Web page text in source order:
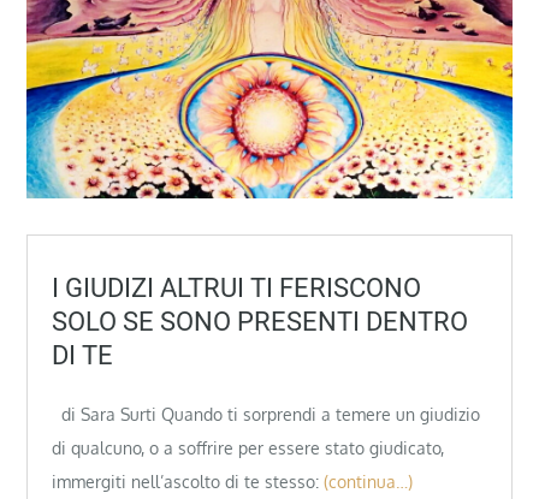
I GIUDIZI ALTRUI TI FERISCONO
SOLO SE SONO PRESENTI DENTRO
DI TE
di Sara Surti Quando ti sorprendi a temere un giudizio
di qualcuno, o a soffrire per essere stato giudicato,
immergiti nell’ascolto di te stesso: (continua…)